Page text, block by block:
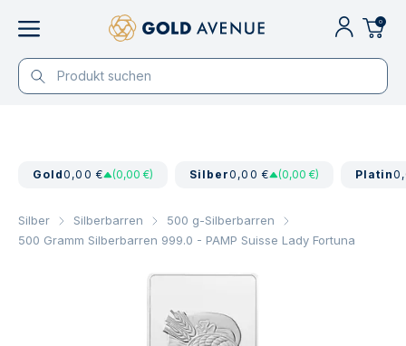
0
Gold0,00 € (0,00 €) Silber0,00 € (0,00 €) Platin
Silber Silberbarren
500 g-Silberbarren
500 Gramm Silberbarren 999.0 - PAMP Suisse Lady Fortuna